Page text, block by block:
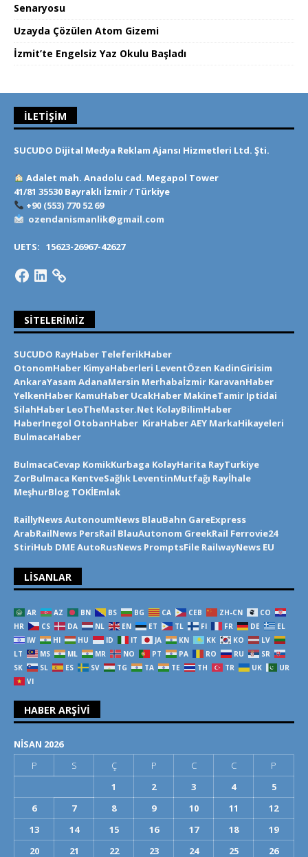
Senaryosu
Uzayda Çözülen Atom Gizemi
İzmit’te Engelsiz Yaz Okulu Başladı
İLETIŞIM
SUCUDO Dijital Medya Reklam Ajansı Hizmetleri Ltd. Şti.
Adalet mah. Anadolu cad. Megapol Tower
41/81 35530 Bayraklı İzmir / Türkiye
+90 (553) 770 52 69
ozendanismanlik@gmail.com
UETS: 15623-26967-42627
SITELERIMIZ
SUCUDO RayHaber TeleferikHaber
OtonomHaber KimyaHaberleri LeventÖzen KadinGirisim
AnkaraYasam AdanaMersin Merhabaİzmir KaravanHaber
YelkenHaber KamuHaber UcakHaber MakineTamir Iptidai
SilahHaber LeoTheMaster.Net KolayBilimHaber
HaberInegol OtobanHaber KiraHaberAEY MarkaHikayeleri
BulmacaHaber
BulmacaCevap KomikKurbaga KolayHarita RayTurkiye
ZorBulmaca KentveSağlık LeventinMutfağı Rayİhale
MeşhurBlog TOKİEmlak
RaillyNewsAutonoumNews BlauBahn GareExpress
ArabRailNews PersRail BlauAutonom GreekRail Ferrovie24
StiriHub DMEAutoRusNews PromptsFile RailwayNews EU
LISANLAR
AR AZ BN BS BG CA CEB ZH-CN
CO
HR
CS DA NL EN ET TL FI FR DE
EL
IW
HI HU ID IT JA KN KK KO
LV
LT
MS ML MR NO PT PA RO RU
SR
SK
SL ES SV TG TA TE TH TR UK
UR
VI
HABER ARŞIVI
NISAN 2026
P
S Ç P C C
P
1
2 3 4
5
6
7 8 9 10 11
12
13
14 15 16 17 18
19
20
21 22 23 24 25 26